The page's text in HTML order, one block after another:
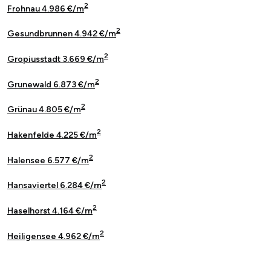
Frohnau 4.986 €/m2
Gesundbrunnen 4.942 €/m2
Gropiusstadt 3.669 €/m2
Grunewald 6.873 €/m2
Grünau 4.805 €/m2
Hakenfelde 4.225 €/m2
Halensee 6.577 €/m2
Hansaviertel 6.284 €/m2
Haselhorst 4.164 €/m2
Heiligensee 4.962 €/m2